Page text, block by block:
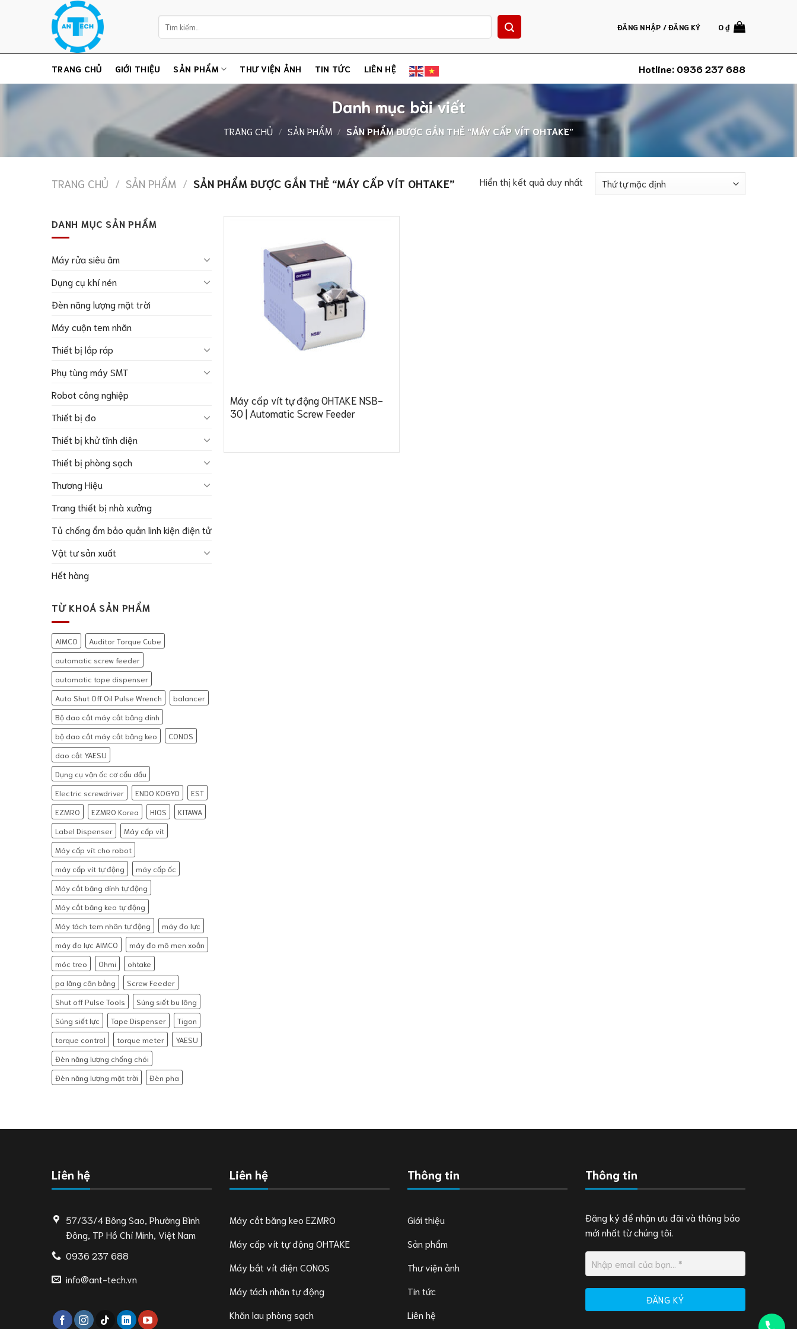
dung
Tìm
kiếm:
ĐĂNG NHẬP / ĐĂNG KÝ 0₫
TRANG CHỦ GIỚI THIỆU SẢN PHẨM THƯ VIỆN ẢNH TIN TỨC LIÊN HỆ Hotline: 0936 237 688
Danh mục bài viết
TRANG CHỦ / SẢN PHẨM / SẢN PHẨM ĐƯỢC GẮN THẺ “MÁY CẤP VÍT OHTAKE”
TRANG CHỦ / SẢN PHẨM / SẢN PHẨM ĐƯỢC GẮN THẺ “MÁY CẤP VÍT OHTAKE” Hiển thị kết quả duy nhất
DANH MỤC SẢN PHẨM
Máy rửa siêu âm
Dụng cụ khí nén
Đèn năng lượng mặt trời
Máy cuộn tem nhãn
Thiết bị lắp ráp
Phụ tùng máy SMT
Robot công nghiệp
Thiết bị đo
Thiết bị khử tĩnh điện
Thiết bị phòng sạch
Thương Hiệu
Trang thiết bị nhà xưởng
Tủ chống ẩm bảo quản linh kiện điện tử
Vật tư sản xuất
Hết hàng
TỪ KHOÁ SẢN PHẨM
AIMCO
Auditor Torque Cube
automatic screw feeder
automatic tape dispenser
Auto Shut Off Oil Pulse Wrench
balancer
Bộ dao cắt máy cắt băng dính
bộ dao cắt máy cắt băng keo
CONOS
dao cắt YAESU
Dụng cụ vặn ốc cơ cấu dầu
Electric screwdriver
ENDO KOGYO
EST
EZMRO
EZMRO Korea HIOS
KITAWA
Label Dispenser
Máy cấp vít
Máy cấp vít cho robot
máy cấp vít tự động
máy cấp ốc
Máy cắt băng dính tự động
Máy cắt băng keo tự động
Máy tách tem nhãn tự động
máy đo lực
máy đo lực AIMCO
máy đo mô men xoắn
móc treo
Ohmi
ohtake
pa lăng cân bằng
Screw Feeder
Shut off Pulse Tools
Súng siết bu lông
Súng siết lực
Tape Dispenser
Tigon
torque control
torque meter
YAESU
Đèn năng lượng chống chói
Đèn năng lượng mặt trời
Đèn pha
Máy cấp vít tự động OHTAKE NSB-
30 | Automatic Screw Feeder
Liên hệ
57/33/4 Bông Sao, Phường Bình
Đông, TP Hồ Chí Minh, Việt Nam
0936 237 688
info@ant-tech.vn
Liên hệ
Máy cắt băng keo EZMRO
Máy cấp vít tự động OHTAKE
Máy bắt vít điện CONOS
Máy tách nhãn tự động
Khăn lau phòng sạch
Thông tin
Giới thiệu
Sản phẩm
Thư viện ảnh
Tin tức
Liên hệ
Thông tin
Đăng ký để nhận ưu đãi và thông báo
mới nhất từ chúng tôi.